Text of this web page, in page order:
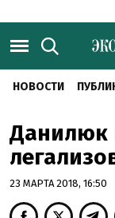
НОВОСТИ
Данилюк
23 МАРТА 2018, 16:50